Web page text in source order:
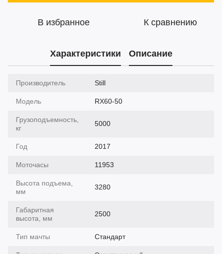
В избранное К сравнению
Характеристики Описание
Производитель Still
Модель RX60-50
Грузоподъемность,
кг
5000
Год 2017
Моточасы 11953
Высота подъема,
мм
3280
Габаритная
высота, мм
2500
Тип мачты Cтандарт